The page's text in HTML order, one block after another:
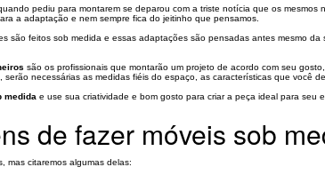
pediu para montarem se deparou com a triste notícia que os
a adaptação e nem sempre fica do jeitinho que pensamos.
são feitos sob medida e essas adaptações são pensadas antes mesmo
são os profissionais que montarão um projeto de acordo com seu
necessárias as medidas fiéis do espaço, as características que você
medida e use sua criatividade e bom gosto para criar a peça ideal para seu
de fazer móveis sob
mas citaremos algumas delas: